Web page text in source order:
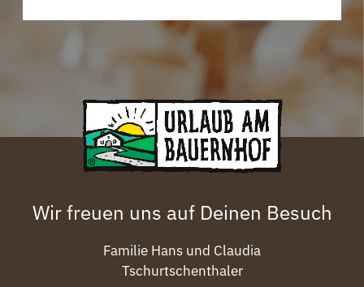
Wir freuen uns auf Deinen Besuch
Familie Hans und Claudia
Tschurtschenthaler